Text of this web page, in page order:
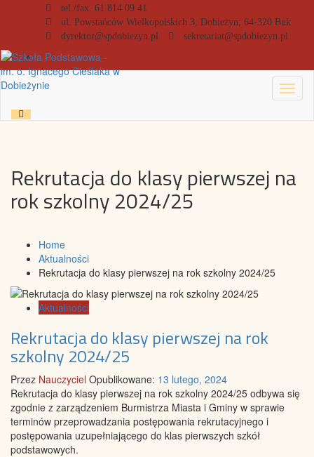
tel./fax. 61 814 09 41
ul. Powstańców Wielkopolskich 3, Dobieżyn; 64-320 Buk
dyrektor@spdobiezyn.pl
sekretariat@spdobiezyn.pl
Rekrutacja do klasy pierwszej na
rok szkolny 2024/25
Home
Aktualności
Rekrutacja do klasy pierwszej na rok szkolny 2024/25
Aktualności
Rekrutacja do klasy pierwszej na rok
szkolny 2024/25
Przez Nauczyciel Opublikowane: 13 lutego, 2024
Rekrutacja do klasy pierwszej na rok szkolny 2024/25 odbywa się
zgodnie z zarządzeniem Burmistrza Miasta i Gminy w sprawie
terminów przeprowadzania postępowania rekrutacyjnego i
postępowania uzupełniającego do klas pierwszych szkół
podstawowych.